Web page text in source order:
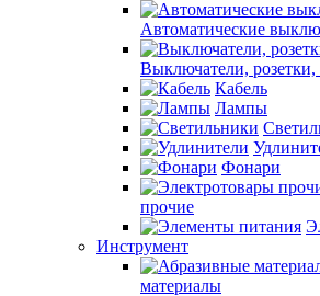
Автоматические
Выключатели, розетки,
Кабель
Лампы
Фонари
прочие
Инструмент
материалы